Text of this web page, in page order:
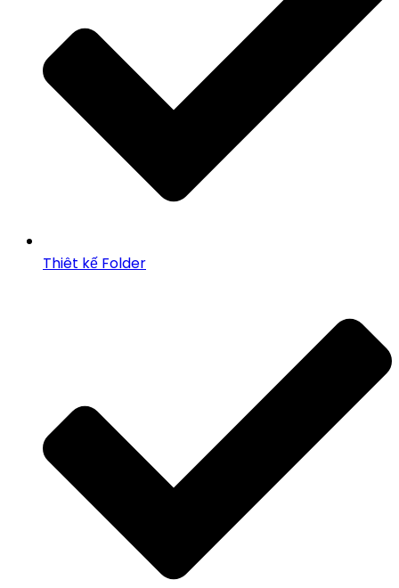
Thiêt kế Folder